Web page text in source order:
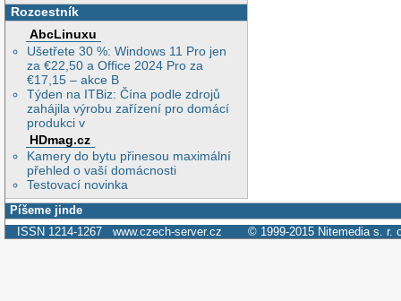
Rozcestník
AbcLinuxu
Ušetřete 30 %: Windows 11 Pro jen
za €22,50 a Office 2024 Pro za
€17,15 – akce B
Týden na ITBiz: Čína podle zdrojů
zahájila výrobu zařízení pro domácí
produkci v
HDmag.cz
Kamery do bytu přinesou maximální
přehled o vaší domácnosti
Testovací novinka
Píšeme jinde
ISSN 1214-1267 www.czech-server.cz © 1999-2015 Nitemedia s. r.